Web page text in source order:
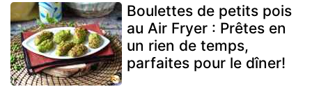
Boulettes de petits pois
au Air Fryer : Prêtes en
un rien de temps,
parfaites pour le dîner!